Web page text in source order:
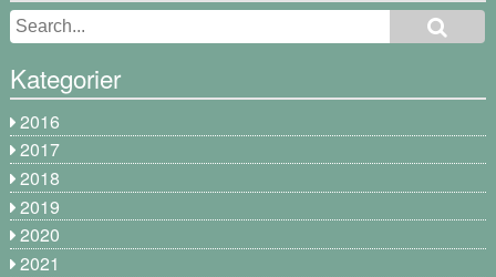
Kategorier
2016
2017
2018
2019
2020
2021